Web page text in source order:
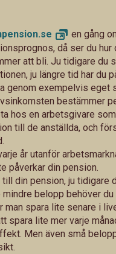
se
en gång
då ser du hur
att bli. Ju tidigare du
ju längre tid har du
genom exempelvis eget
bestämmer
hos en arbetsgivare
till de anställda, och
år utanför
påverkar din pension.
till din pension, ju tidigare
belopp behöver
man spara lite senare i
spara lite mer varje
Men även små